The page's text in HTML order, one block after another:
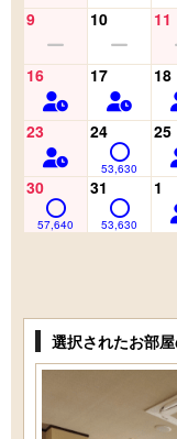
9 10 11
16 17 18
23 24
53,630
25
30
57,640
31
53,630
1
選択されたお部